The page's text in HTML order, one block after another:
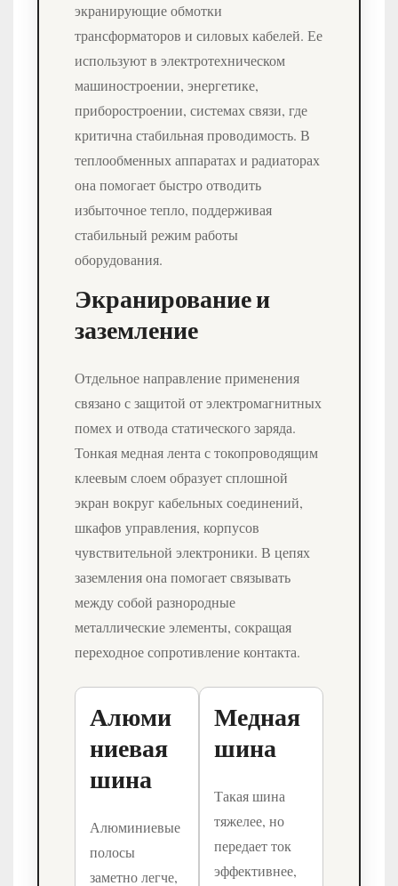
экранирующие обмотки
трансформаторов и силовых кабелей. Ее
используют в электротехническом
машиностроении, энергетике,
приборостроении, системах связи, где
критична стабильная проводимость. В
теплообменных аппаратах и радиаторах
она помогает быстро отводить
избыточное тепло, поддерживая
стабильный режим работы
оборудования.
Экранирование и
заземление
Отдельное направление применения
связано с защитой от электромагнитных
помех и отвода статического заряда.
Тонкая медная лента с токопроводящим
клеевым слоем образует сплошной
экран вокруг кабельных соединений,
шкафов управления, корпусов
чувствительной электроники. В цепях
заземления она помогает связывать
между собой разнородные
металлические элементы, сокращая
переходное сопротивление контакта.
Алюми
ниевая
шина
Алюминиевые
полосы
заметно легче,
Медная
шина
Такая шина
тяжелее, но
передает ток
эффективнее,